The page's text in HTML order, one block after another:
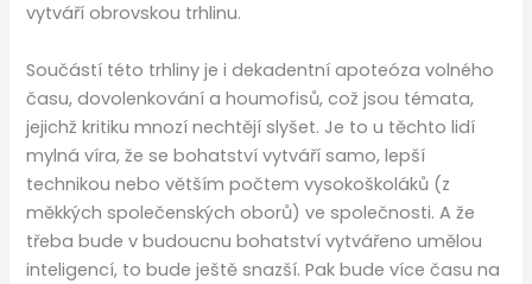
vytváří obrovskou trhlinu.
Součástí této trhliny je i dekadentní apoteóza volného
času, dovolenkování a houmofisů, což jsou témata,
jejichž kritiku mnozí nechtějí slyšet. Je to u těchto lidí
mylná víra, že se bohatství vytváří samo, lepší
technikou nebo větším počtem vysokoškoláků (z
měkkých společenských oborů) ve společnosti. A že
třeba bude v budoucnu bohatství vytvářeno umělou
inteligencí, to bude ještě snazší. Pak bude více času na